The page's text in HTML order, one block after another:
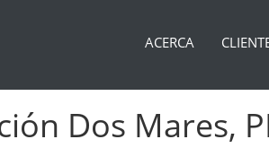
ACERCA
Dos Mares,